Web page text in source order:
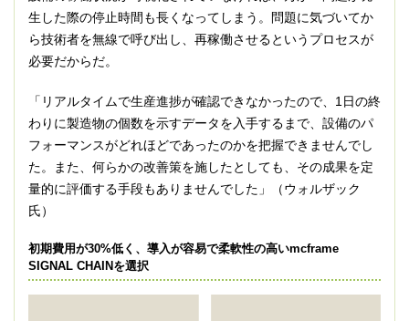
生した際の停止時間も長くなってしまう。問題に気づいてか
ら技術者を無線で呼び出し、再稼働させるというプロセスが
必要だからだ。
「リアルタイムで生産進捗が確認できなかったので、1日の終
わりに製造物の個数を示すデータを入手するまで、設備のパ
フォーマンスがどれほどであったのかを把握できませんでし
た。また、何らかの改善策を施したとしても、その成果を定
量的に評価する手段もありませんでした」（ウォルザック
氏）
初期費用が30%低く、導入が容易で柔軟性の高いmcframe
SIGNAL CHAINを選択